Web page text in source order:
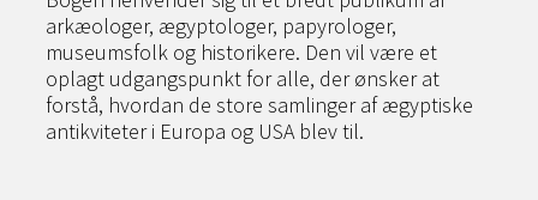
arkæologer, ægyptologer, papyrologer,
museumsfolk og historikere. Den vil være et
oplagt udgangspunkt for alle, der ønsker at
forstå, hvordan de store samlinger af ægyptiske
antikviteter i Europa og USA blev til.